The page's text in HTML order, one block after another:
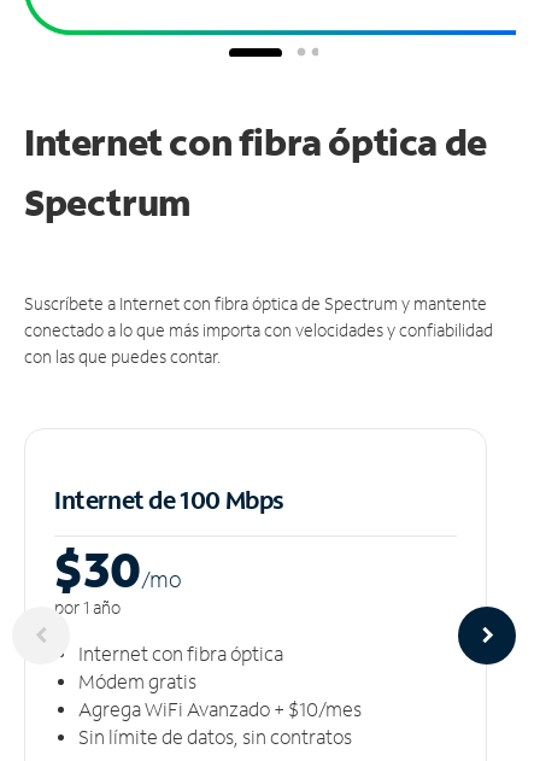
Internet con fibra óptica de
Spectrum
Suscríbete a Internet con fibra óptica de Spectrum y mantente
conectado a lo que más importa con velocidades y confiabilidad
con las que puedes contar.
Internet de 100 Mbps
$30/mo
por 1 año
Internet con fibra óptica
Módem gratis
Agrega WiFi Avanzado + $10/mes
Sin límite de datos, sin contratos